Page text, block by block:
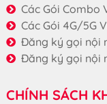
Các Gói Combo
Các Gói 4G/5G
Đăng ký gọi nội
Đăng ký gọi nội
CHÍNH SÁCH